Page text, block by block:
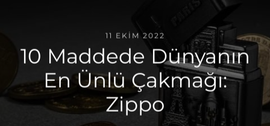
11 EKIM 2022
10 Maddede Dünyanın
En Ünlü Çakmağı:
Zippo